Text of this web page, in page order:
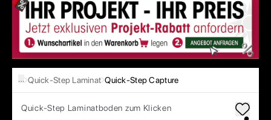
… Quick-Step Laminat Quick-Step Capture
Quick-Step Laminatboden zum Klicken